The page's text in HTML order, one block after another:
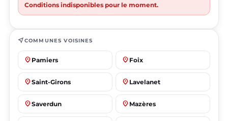
Conditions indisponibles pour le moment.
near_meCOMMUNES VOISINES
place Pamiers place Foix
place Saint-Girons place Lavelanet
place Saverdun place Mazères